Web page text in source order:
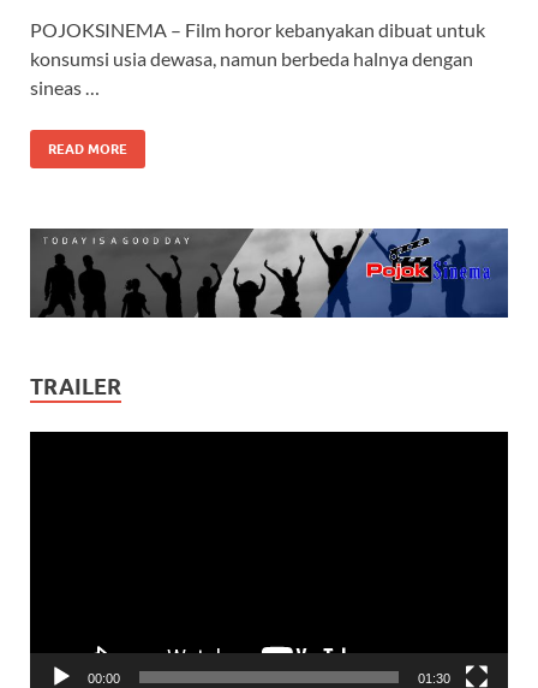
POJOKSINEMA – Film horor kebanyakan dibuat untuk
konsumsi usia dewasa, namun berbeda halnya dengan
sineas …
READ MORE
TRAILER
00:00 01:30